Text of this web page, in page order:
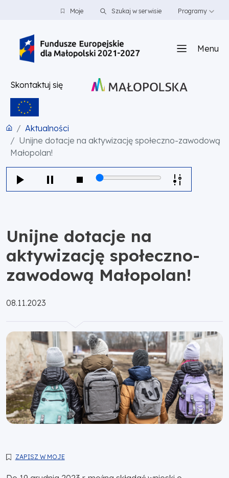
PRZEJDŹ DO TREŚCI
PRZEJDŹ DO MENUMoje Szukaj w serwisie Programy
Menu
Skontaktuj się
Aktualności
Unijne dotacje na aktywizację społeczno-zawodową
Małopolan!
Unijne dotacje na
aktywizację społeczno-
zawodową Małopolan!
Opublikowano:
08.11.2023
ZAPISZ W MOJE